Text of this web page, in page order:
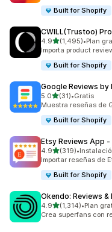
Built for Shopify
CWILL(Trustoo)
4.9de 5 estrellas
(1,495)
1495 reseñas en total
•Plan
Importa product
Built for Shopify
Google Reviews by
5.0de 5 estrellas
(31)
31 reseñas en total
•Gratis
Muestra reseñas de
Built for Shopify
Etsy Reviews App ‑
4.9de 5 estrellas
(319)
319 reseñas en total
•
Importar reseñas de
Built for Shopify
Okendo: Reviews
4.9de 5 estrellas
(1,314)
1314 reseñas en total
•Plan
Crea superfans con